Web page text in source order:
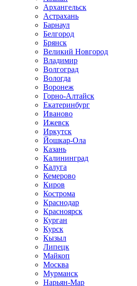
Архангельск
Астрахань
Барнаул
Белгород
Брянск
Великий Новгород
Владимир
Волгоград
Вологда
Воронеж
Горно-Алтайск
Екатеринбург
Иваново
Ижевск
Иркутск
Йошкар-Ола
Казань
Калининград
Калуга
Кемерово
Киров
Кострома
Краснодар
Красноярск
Курган
Курск
Кызыл
Липецк
Майкоп
Москва
Мурманск
Нарьян-Мар